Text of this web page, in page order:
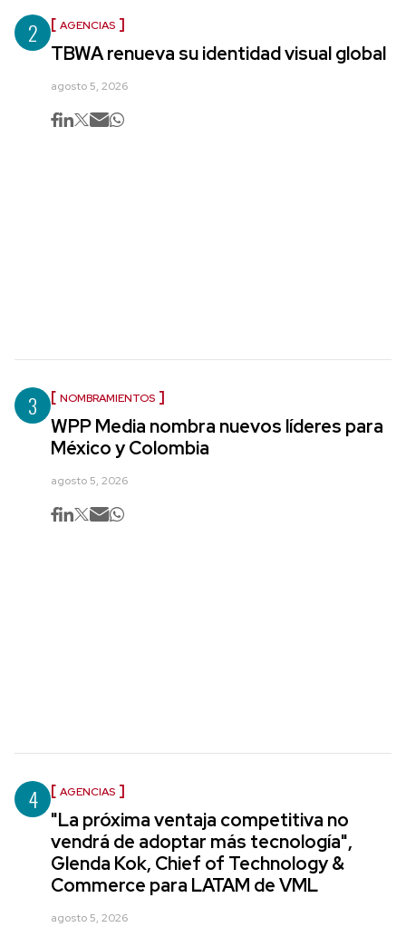
2 AGENCIAS
TBWA renueva su identidad visual global
agosto 5, 2026
3 NOMBRAMIENTOS
WPP Media nombra nuevos líderes para
México y Colombia
agosto 5, 2026
4 AGENCIAS
"La próxima ventaja competitiva no
vendrá de adoptar más tecnología",
Glenda Kok, Chief of Technology &
Commerce para LATAM de VML
agosto 5, 2026